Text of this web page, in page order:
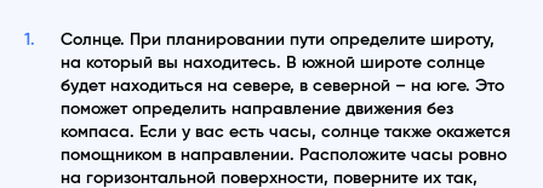
Солнце. При планировании пути определите широту,
на который вы находитесь. В южной широте солнце
будет находиться на севере, в северной – на юге. Это
поможет определить направление движения без
компаса. Если у вас есть часы, солнце также окажется
помощником в направлении. Расположите часы ровно
на горизонтальной поверхности, поверните их так,